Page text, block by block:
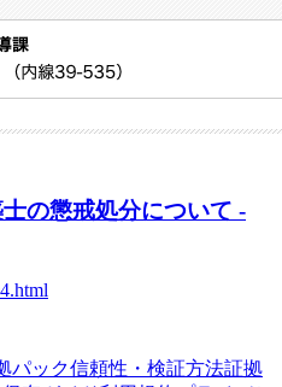
の懲戒処分について -
パック信頼性・検証方法証拠